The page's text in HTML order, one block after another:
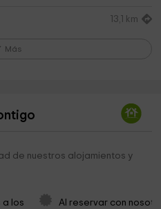
13,1 km
16,1 km
Más
de nuestros alojamientos y
a los
Al reservar con